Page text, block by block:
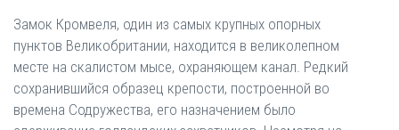
Замок Кромвеля, один из самых крупных опорных
пунктов Великобритании, находится в великолепном
месте на скалистом мысе, охраняющем канал. Редкий
сохранившийся образец крепости, построенной во
времена Содружества, его назначением было